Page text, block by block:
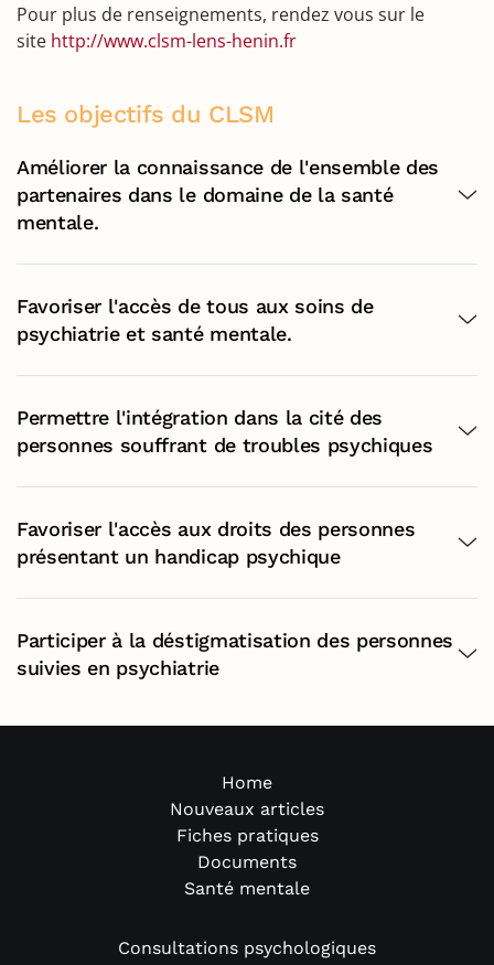
Pour plus de renseignements, rendez vous sur le
site http://www.clsm-lens-henin.fr
Les objectifs du CLSM
Améliorer la connaissance de l'ensemble des
partenaires dans le domaine de la santé
mentale.
Favoriser l'accès de tous aux soins de
psychiatrie et santé mentale.
Permettre l'intégration dans la cité des
personnes souffrant de troubles psychiques
Favoriser l'accès aux droits des personnes
présentant un handicap psychique
Participer à la déstigmatisation des personnes
suivies en psychiatrie
Home
Nouveaux articles
Fiches pratiques
Documents
Santé mentale
Consultations psychologiques